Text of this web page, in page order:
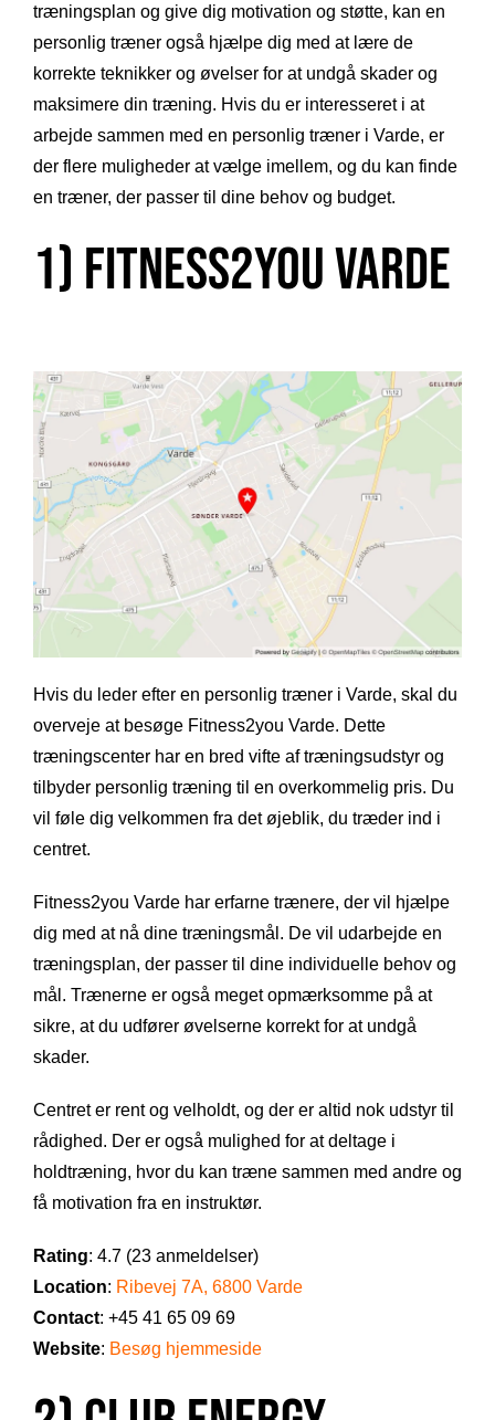
træningsplan og give dig motivation og støtte, kan en
personlig træner også hjælpe dig med at lære de
korrekte teknikker og øvelser for at undgå skader og
maksimere din træning. Hvis du er interesseret i at
arbejde sammen med en personlig træner i Varde, er
der flere muligheder at vælge imellem, og du kan finde
en træner, der passer til dine behov og budget.
1) Fitness2you Varde
Hvis du leder efter en personlig træner i Varde, skal du
overveje at besøge Fitness2you Varde. Dette
træningscenter har en bred vifte af træningsudstyr og
tilbyder personlig træning til en overkommelig pris. Du
vil føle dig velkommen fra det øjeblik, du træder ind i
centret.
Fitness2you Varde har erfarne trænere, der vil hjælpe
dig med at nå dine træningsmål. De vil udarbejde en
træningsplan, der passer til dine individuelle behov og
mål. Trænerne er også meget opmærksomme på at
sikre, at du udfører øvelserne korrekt for at undgå
skader.
Centret er rent og velholdt, og der er altid nok udstyr til
rådighed. Der er også mulighed for at deltage i
holdtræning, hvor du kan træne sammen med andre og
få motivation fra en instruktør.
Rating: 4.7 (23 anmeldelser)
Location: Ribevej 7A, 6800 Varde
Contact: +45 41 65 09 69
Website: Besøg hjemmeside